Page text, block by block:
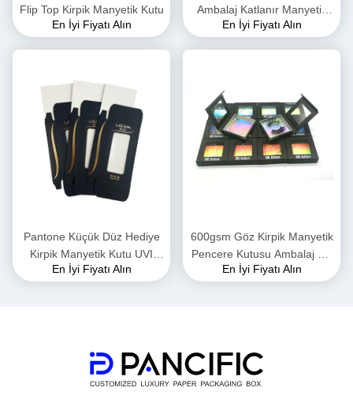
Flip Top Kirpik Manyetik Kutu
En İyi Fiyatı Alın
Ambalaj Katlanır Manyetik
Hediye Kutusu K9K Oluklu
En İyi Fiyatı Alın
Pantone Küçük Düz Hediye
Kirpik Manyetik Kutu UVI
Sıcak Damgalama
En İyi Fiyatı Alın
600gsm Göz Kirpik Manyetik
Pencere Kutusu Ambalaj UV
Baskı
En İyi Fiyatı Alın